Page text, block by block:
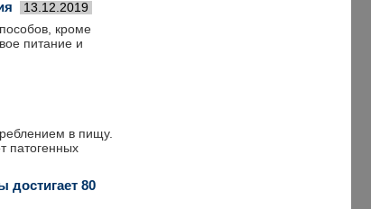
13.12.2019
кроме
питание и
в пищу.
патогенных
80